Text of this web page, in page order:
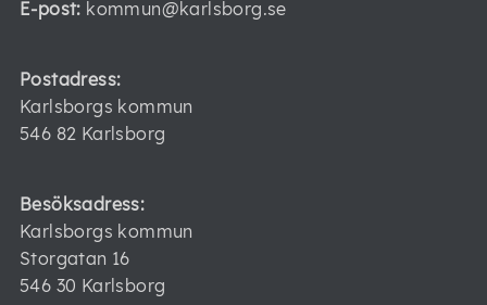
E-post: kommun@karlsborg.se
Postadress:
Karlsborgs kommun
546 82 Karlsborg
Besöksadress:
Karlsborgs kommun
Storgatan 16
546 30 Karlsborg